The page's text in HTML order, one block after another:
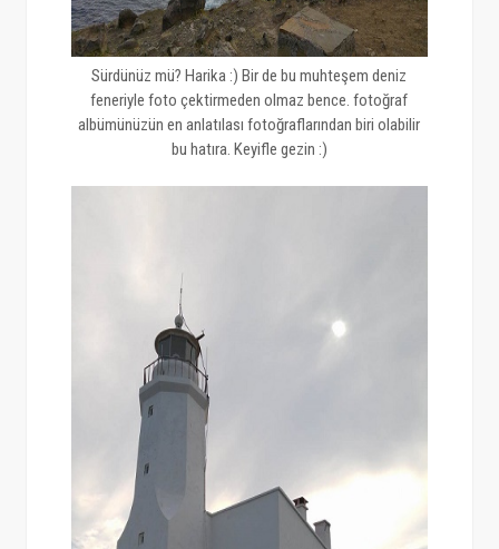
Sürdünüz mü? Harika :) Bir de bu muhteşem deniz
feneriyle foto çektirmeden olmaz bence. fotoğraf
albümünüzün en anlatılası fotoğraflarından biri olabilir
bu hatıra. Keyifle gezin :)